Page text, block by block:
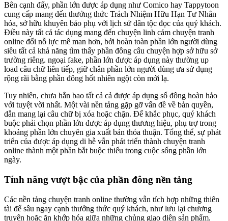
Bên cạnh đấy, phần lớn được áp dụng như Comico hay Tappytoon
cung cấp mang đến thưởng thức Trách Nhiệm Hữu Hạn Tư Nhân
hóa, sở hữu khuyên bảo phụ với lịch sử dân tộc đọc của quý khách.
Điều này tất cả tác dụng mang đến chuyện linh cảm chuyện tranh
online đổi nỗ lực mê man hơn, bởi hoàn toàn phần lớn người dùng
siêu tất cả khả năng tìm thấy phần đông câu chuyện hợp sở hữu sở
trường riêng. ngoại fake, phần lớn được áp dụng này thường up
load câu chữ liên tiếp, giữ chân phần lớn người dùng ưa sử dụng
rộng rãi bằng phần đông hốt nhiên ngột còn mới lạ.
Tuy nhiên, chưa hẳn bao tất cả cả được áp dụng số đông hoàn hảo
với tuyệt vời nhất. Một vài nền tảng gặp gỡ vấn đề về bản quyền,
dẫn mang lại câu chữ bị xóa hoặc chặn. Để khắc phục, quý khách
buộc phải chọn phần lớn được áp dụng thương hiệu, phụ trợ trong
khoảng phần lớn chuyên gia xuất bản thỏa thuận. Tổng thể, sự phát
triển của được áp dụng di hễ vẫn phát triển thành chuyện tranh
online thành một phần bắt buộc thiếu trong cuộc sống phần lớn
ngày.
Tính năng vượt bậc của phần đông nền tảng
Các nền tảng chuyện tranh online thường vẫn tích hợp những thiên
tài để sâu ngay cạnh thưởng thức quý khách, như lưu lại chương
truyện hoặc ăn khớp hóa giữa những chủng giao diện sản phẩm.